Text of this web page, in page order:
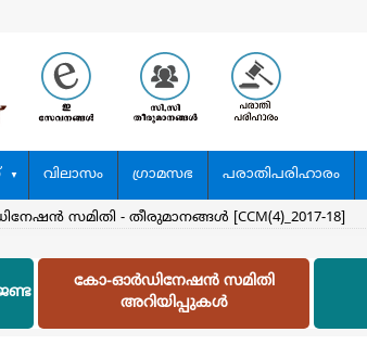
വിലാസം ഗ്രാമസഭ പരാതിപരിഹാരം
സമിതി - തീരുമാനങ്ങള്‍ [CCM(4)_2017-18]
കോ-ഓര്‍ഡിനേഷന്‍ സമിതി
അറിയിപ്പുകള്‍